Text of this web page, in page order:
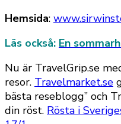
Hemsida:
Läs också: En
Nu är TravelGrip.se
resor. Travelmarket.se
bästa reseblogg” och
din röst. Rösta i